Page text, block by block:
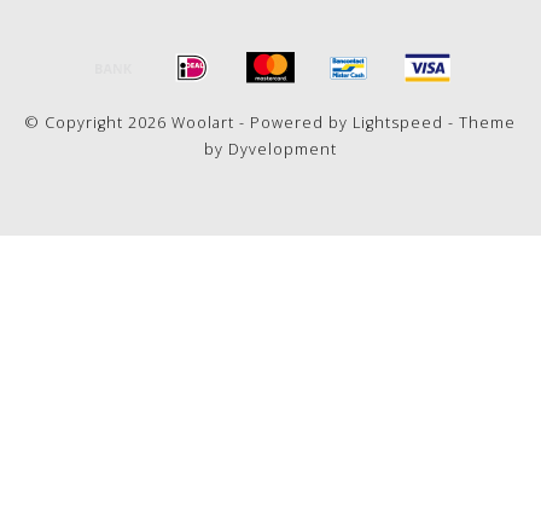
© Copyright 2026 Woolart - Powered by Lightspeed - Theme
by Dyvelopment